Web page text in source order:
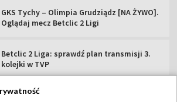
GKS Tychy – Olimpia Grudziądz [NA ŻYWO].
Oglądaj mecz Betclic 2 Ligi
Betclic 2 Liga: sprawdź plan transmisji 3.
kolejki w TVP